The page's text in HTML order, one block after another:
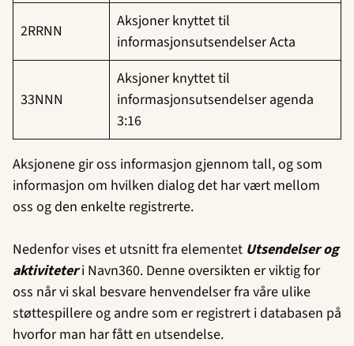
2RRNN
Aksjoner knyttet til
informasjonsutsendelser Acta
33NNN
Aksjoner knyttet til
informasjonsutsendelser agenda
3:16
Aksjonene gir oss informasjon gjennom tall, og som
informasjon om hvilken dialog det har vært mellom
oss og den enkelte registrerte.
Nedenfor vises et utsnitt fra elementet Utsendelser og
aktiviteteri Navn360. Denne oversikten er viktig for
oss når vi skal besvare henvendelser fra våre ulike
støttespillere og andre som er registrert i databasen på
hvorfor man har fått en utsendelse.